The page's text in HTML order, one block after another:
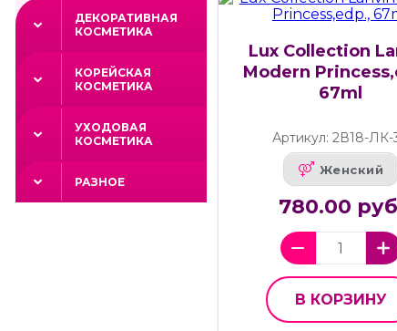
ДЕКОРАТИВНАЯ
КОСМЕТИКА
КОРЕЙСКАЯ
КОСМЕТИКА
УХОДОВАЯ
КОСМЕТИКА
РАЗНОЕ
Lux Collection
Modern
67ml
Артикул: 2В18-ЛК-
Женский
780.00
В КОРЗИНУ